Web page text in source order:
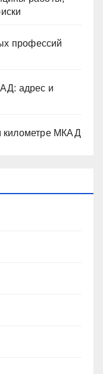
профессий
адрес и
километре МКАД